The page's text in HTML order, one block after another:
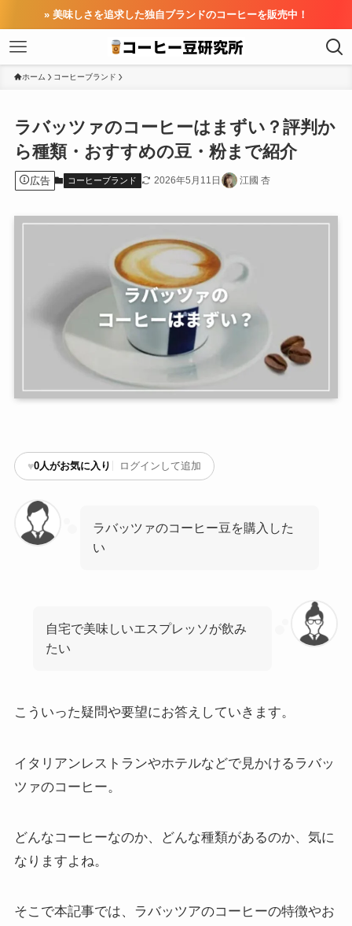
» 美味しさを追求した独自ブランドのコーヒーを販売中！
ホーム コーヒーブランド
ラバッツァのコーヒーはまずい？評判か
ら種類・おすすめの豆・粉まで紹介
広告 コーヒーブランド 2026年5月11日 江國 杏
♥0人がお気に入り ログインして追加
ラバッツァのコーヒー豆を購入した
い
自宅で美味しいエスプレッソが飲み
たい
こういった疑問や要望にお答えしていきます。
イタリアンレストランやホテルなどで見かけるラバッ
ツァのコーヒー。
どんなコーヒーなのか、どんな種類があるのか、気に
なりますよね。
そこで本記事では、ラバッツアのコーヒーの特徴やお